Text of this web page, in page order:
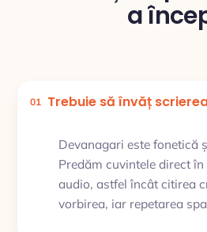
a
01 Trebuie să învăț
Devanagari este fonetică
Predăm cuvintele direct
audio, astfel încât citirea
vorbirea, iar repetarea